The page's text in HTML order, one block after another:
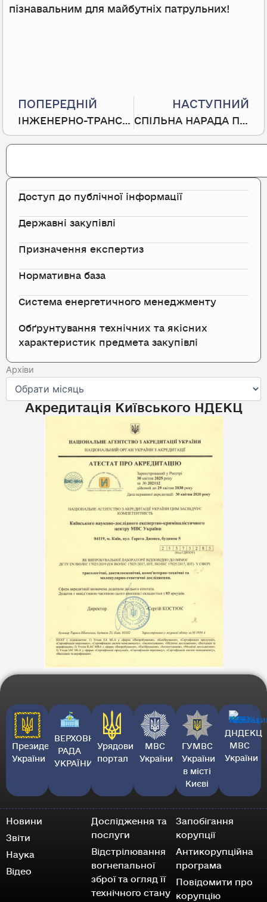
пізнавальним для майбутніх патрульних!
ПОПЕРЕДНІЙ
ІНЖЕНЕРНО-ТРАНСПОРТНА ЕКСПЕРТИЗА
НАСТУПНИЙ
СПІЛЬНА НАРАДА ПРЕДСТАВНИКІВ ГУНП В КИЇВСЬКІЙ ОБЛАСТІ ТА КИЇВСЬКОГО НДЕКЦ МВС
Search
Доступ до публічної інформації
Державні закупівлі
Призначення експертиз
Нормативна база
Система енергетичного менеджменту
Обґрунтування технічних та якісних
характеристик предмета закупівлі
Архіви
Архіви
Акредитація Київського НДЕКЦ
Президент
України
ВЕРХОВНА
РАДА
УКРАЇНИ
Урядовий
портал
МВС
України
ГУМВС
України
в місті
Києві
ДНДЕКЦ
МВС
України
Новини
Звіти
Наука
Відео
Дослідження та
послуги
Відстрілювання
вогнепальної
зброї та огляд її
технічного стану
Запобігання
корупції
Антикорупційна
програма
Повідомити про
корупцію